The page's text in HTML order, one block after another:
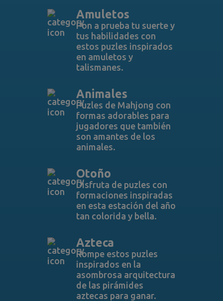
Amuletos
Pon a prueba tu suerte y
tus habilidades con
estos puzles inspirados
en amuletos y
talismanes.
Animales
Puzles de Mahjong con
formas adorables para
jugadores que también
son amantes de los
animales.
Otoño
Disfruta de puzles con
formaciones inspiradas
en esta estación del año
tan colorida y bella.
Azteca
Rompe estos puzles
inspirados en la
asombrosa arquitectura
de las pirámides
aztecas para ganar.